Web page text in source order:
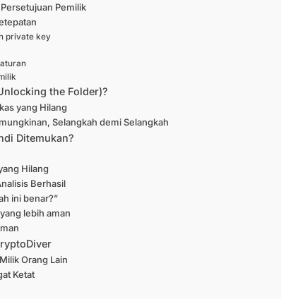
Pemilik
private key
the Folder)?
yang Hilang
Selangkah demi Selangkah
Ditemukan?
Hilang
Berhasil
ini benar?”
lebih aman
Orang Lain
Ketat